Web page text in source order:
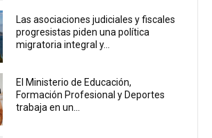
Las asociaciones judiciales y fiscales
progresistas piden una política
migratoria integral y...
El Ministerio de Educación,
Formación Profesional y Deportes
trabaja en un...